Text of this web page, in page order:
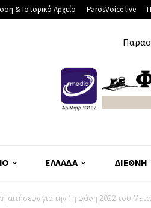
& Ιστορικό Αρχείο ParosVoice live
ΕΛΛΆΔΑ ΔΙΕΘΝΉ
αιτήσεων για την 1η φάση 2022 του